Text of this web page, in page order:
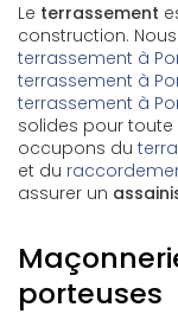
Le terrassement
construction.
terrassement à
terrassement à
terrassement à
solides pour toute
occupons du
et du
assurer un
porteuses